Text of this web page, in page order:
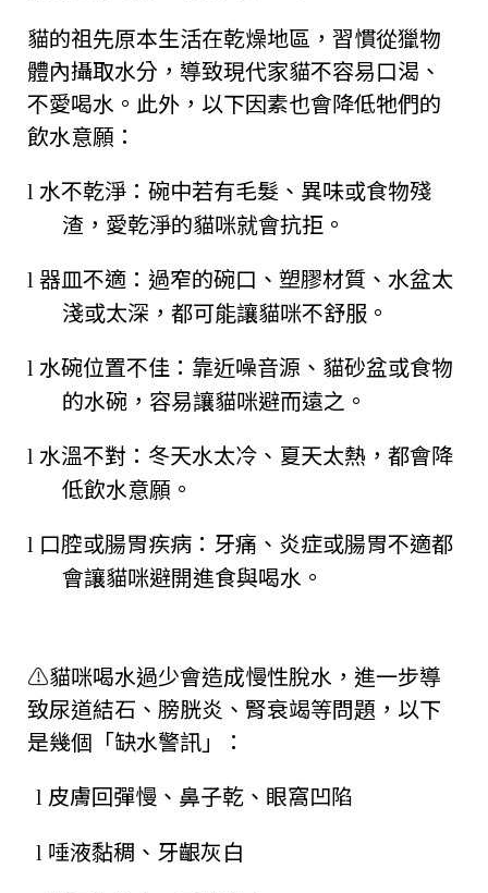
貓的祖先原本生活在乾燥地區，習慣從獵物
體內攝取水分，導致現代家貓不容易口渴、
不愛喝水。此外，以下因素也會降低牠們的
飲水意願：
l 水不乾淨：碗中若有毛髮、異味或食物殘
渣，愛乾淨的貓咪就會抗拒。
l 器皿不適：過窄的碗口、塑膠材質、水盆太
淺或太深，都可能讓貓咪不舒服。
l 水碗位置不佳：靠近噪音源、貓砂盆或食物
的水碗，容易讓貓咪避而遠之。
l 水溫不對：冬天水太冷、夏天太熱，都會降
低飲水意願。
l 口腔或腸胃疾病：牙痛、炎症或腸胃不適都
會讓貓咪避開進食與喝水。
⚠️貓咪喝水過少會造成慢性脫水，進一步導
致尿道結石、膀胱炎、腎衰竭等問題，以下
是幾個「缺水警訊」：
l 皮膚回彈慢、鼻子乾、眼窩凹陷
l 唾液黏稠、牙齦灰白